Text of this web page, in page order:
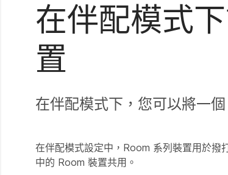
在伴配模式
置
在伴配模式下，您可以將一
在伴配模式設定中，Room 系列裝置用於撥
中的 Room 裝置共用。